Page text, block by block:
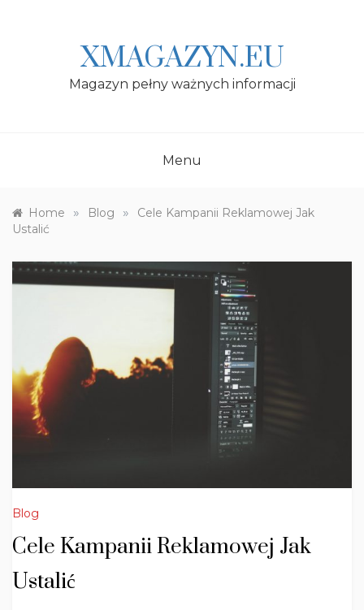
XMAGAZYN.EU
Magazyn pełny ważnych informacji
Menu
Home » Blog »
Cele Kampanii Reklamowej Jak
Ustalić
Blog
Cele Kampanii Reklamowej Jak
Ustalić